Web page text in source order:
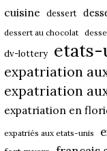
cuisine dessert
dessert au chocolat
dv-lottery etats-
expatriation
expatriation
expatriation en
expatriés aux etats-unis